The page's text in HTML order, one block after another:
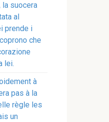
la suocera
al
prende i
che
lei.
à
pas à la
règle les
un